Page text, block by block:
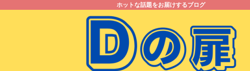
ホットな話題をお届けするブログ